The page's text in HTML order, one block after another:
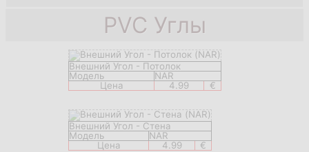
PVC Углы
Внешний Угол - Потолок
Модель
NAR
Цена
4.99 €
Внешний Угол - Стена
Модель
NAR
Цена
4.99 €